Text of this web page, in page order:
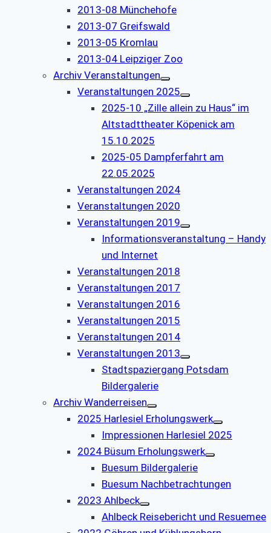
2013-08 Münchehofe
2013-07 Greifswald
2013-05 Kromlau
2013-04 Leipziger Zoo
Archiv Veranstaltungen
Veranstaltungen 2025
2025-10 „Zille allein zu Haus“ im
Altstadttheater Köpenick am
15.10.2025
2025-05 Dampferfahrt am
22.05.2025
Veranstaltungen 2024
Veranstaltungen 2020
Veranstaltungen 2019
Informationsveranstaltung – Handy
und Internet
Veranstaltungen 2018
Veranstaltungen 2017
Veranstaltungen 2016
Veranstaltungen 2015
Veranstaltungen 2014
Veranstaltungen 2013
Stadtspaziergang Potsdam
Bildergalerie
Archiv Wanderreisen
2025 Harlesiel Erholungswerk
Impressionen Harlesiel 2025
2024 Büsum Erholungswerk
Buesum Bildergalerie
Buesum Nachbetrachtungen
2023 Ahlbeck
Ahlbeck Reisebericht und Resuemee